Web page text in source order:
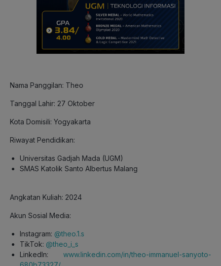
Nama Panggilan: Theo
Tanggal Lahir: 27 Oktober
Kota Domisili: Yogyakarta
Riwayat Pendidikan:
Universitas Gadjah Mada (UGM)
SMAS Katolik Santo Albertus Malang
Angkatan Kuliah: 2024
Akun Sosial Media:
Instagram: @theo.1.s
TikTok: @theo_i_s
LinkedIn: www.linkedin.com/in/theo-immanuel-sanyoto-